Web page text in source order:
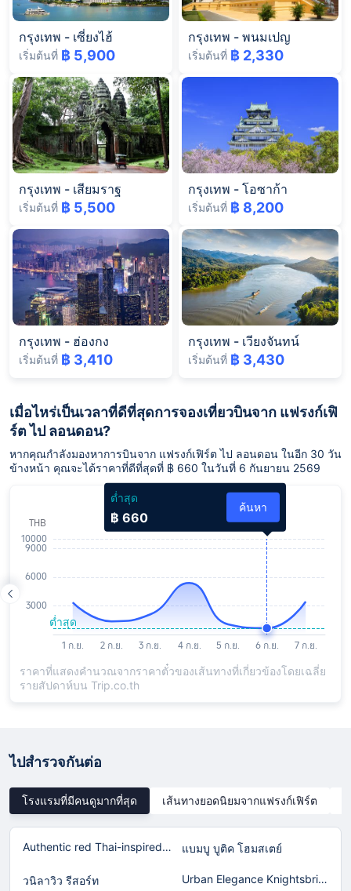
กรุงเทพ - เซี่ยงไฮ้
เริ่มต้นที่ ฿ 5,900
กรุงเทพ - พนมเปญ
เริ่มต้นที่ ฿ 2,330
กรุงเทพ - เสียมราฐ
เริ่มต้นที่ ฿ 5,500
กรุงเทพ - โอซาก้า
เริ่มต้นที่ ฿ 8,200
กรุงเทพ - ฮ่องกง
เริ่มต้นที่ ฿ 3,410
กรุงเทพ - เวียงจันทน์
เริ่มต้นที่ ฿ 3,430
เมื่อไหร่เป็นเวลาที่ดีที่สุดการจองเที่ยวบินจาก แฟรงก์เฟิ
ร์ต ไป ลอนดอน?
หากคุณกำลังมองหาการบินจาก แฟรงก์เฟิร์ต ไป ลอนดอน ในอีก 30 วัน
ข้างหน้า คุณจะได้ราคาที่ดีที่สุดที่ ฿ 660 ในวันที่ 6 กันยายน 2569
ต่ำสุด
฿ 660
ค้นหา
ราคาที่แสดงคำนวณจากราคาตั๋วของเส้นทางที่เกี่ยวข้องโดยเฉลี่ย
รายสัปดาห์บน Trip.co.th
ไปสำรวจกันต่อ
โรงแรมที่มีคนดูมากที่สุด เส้นทางยอดนิยมจากแฟรงก์เฟิร์ต
Authentic red Thai-inspired home in Laguna! แบมบู บูติค โฮมสเตย์
วนิลาวิว รีสอร์ท Urban Elegance Knightsbridge BTS Bearing